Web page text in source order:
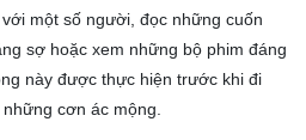
một số người, đọc những cuốn
sợ hoặc xem những bộ phim đáng
này được thực hiện trước khi đi
cơn ác mộng.